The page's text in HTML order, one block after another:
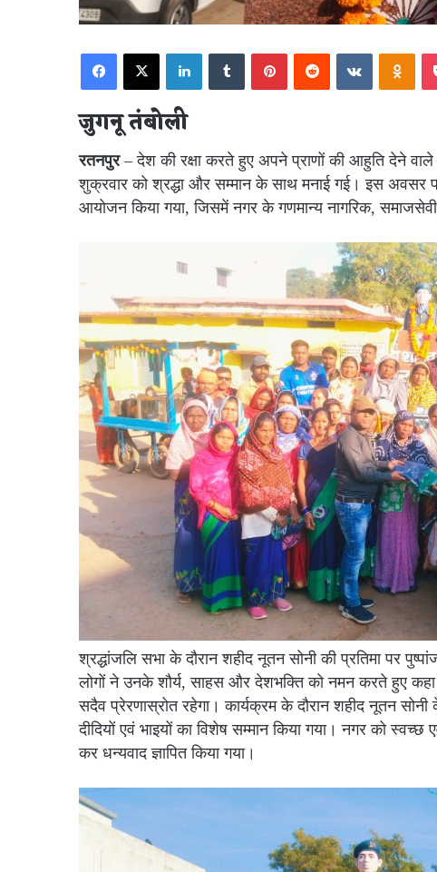
FacebookX LinkedInTumblr PinterestReddit VKontakte
जुगनू तंबोली
रतनपुर– देश की रक्षा करते हुए अपने प्राणों की आहुति देने
शुक्रवार को श्रद्धा और सम्मान के साथ मनाई गई। इस अवसर
आयोजन किया गया, जिसमें नगर के गणमान्य नागरिक,
श्रद्धांजलि सभा के दौरान शहीद नूतन सोनी की प्रतिमा पर
लोगों ने उनके शौर्य, साहस और देशभक्ति को नमन करते हुए कहा
सदैव प्रेरणास्रोत रहेगा। कार्यक्रम के दौरान शहीद नूतन
दीदियों एवं भाइयों का विशेष सम्मान किया गया। नगर को
कर धन्यवाद ज्ञापित किया गया।